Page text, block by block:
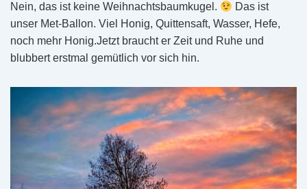
Nein, das ist keine Weihnachtsbaumkugel.
Das ist
unser Met-Ballon. Viel Honig, Quittensaft, Wasser, Hefe,
noch mehr Honig.Jetzt braucht er Zeit und Ruhe und
blubbert erstmal gemütlich vor sich hin.